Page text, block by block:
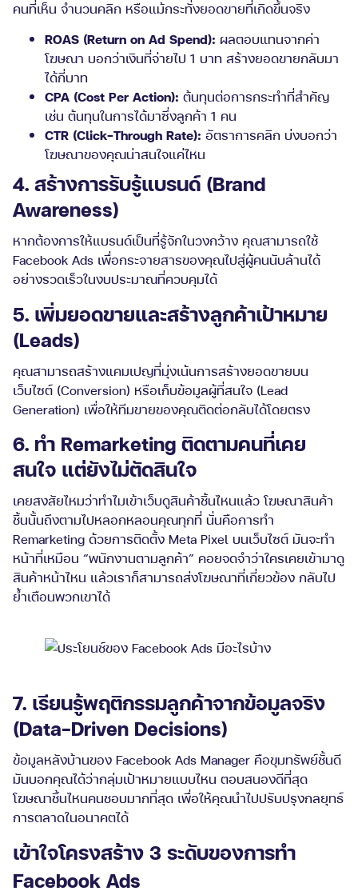
คนที่เห็น จำนวนคลิก หรือแม้กระทั่งยอดขายที่เกิดขึ้นจริง
ROAS (Return on Ad Spend): ผลตอบแทนจากค่า
โฆษณา บอกว่าเงินที่จ่ายไป 1 บาท สร้างยอดขายกลับมา
ได้กี่บาท
CPA (Cost Per Action): ต้นทุนต่อการกระทำที่สำคัญ
เช่น ต้นทุนในการได้มาซึ่งลูกค้า 1 คน
CTR (Click-Through Rate): อัตราการคลิก บ่งบอกว่า
โฆษณาของคุณน่าสนใจแค่ไหน
4. สร้างการรับรู้แบรนด์ (Brand
Awareness)
หากต้องการให้แบรนด์เป็นที่รู้จักในวงกว้าง คุณสามารถใช้
Facebook Ads เพื่อกระจายสารของคุณไปสู่ผู้คนนับล้านได้
อย่างรวดเร็วในงบประมาณที่ควบคุมได้
5. เพิ่มยอดขายและสร้างลูกค้าเป้าหมาย
(Leads)
คุณสามารถสร้างแคมเปญที่มุ่งเน้นการสร้างยอดขายบน
เว็บไซต์ (Conversion) หรือเก็บข้อมูลผู้ที่สนใจ (Lead
Generation) เพื่อให้ทีมขายของคุณติดต่อกลับได้โดยตรง
6. ทำ Remarketing ติดตามคนที่เคย
สนใจ แต่ยังไม่ตัดสินใจ
เคยสงสัยไหมว่าทำไมเข้าเว็บดูสินค้าชิ้นไหนแล้ว โฆษณาสินค้า
ชิ้นนั้นถึงตามไปหลอกหลอนคุณทุกที่ นั่นคือการทำ
Remarketing ด้วยการติดตั้ง Meta Pixel บนเว็บไซต์ มันจะทำ
หน้าที่เหมือน “พนักงานตามลูกค้า” คอยจดจำว่าใครเคยเข้ามาดู
สินค้าหน้าไหน แล้วเราก็สามารถส่งโฆษณาที่เกี่ยวข้อง กลับไป
ย้ำเตือนพวกเขาได้
7. เรียนรู้พฤติกรรมลูกค้าจากข้อมูลจริง
(Data-Driven Decisions)
ข้อมูลหลังบ้านของ Facebook Ads Manager คือขุมทรัพย์ชั้นดี
มันบอกคุณได้ว่ากลุ่มเป้าหมายแบบไหน ตอบสนองดีที่สุด
โฆษณาชิ้นไหนคนชอบมากที่สุด เพื่อให้คุณนำไปปรับปรุงกลยุทธ์
การตลาดในอนาคตได้
เข้าใจโครงสร้าง 3 ระดับของการทำ
Facebook Ads